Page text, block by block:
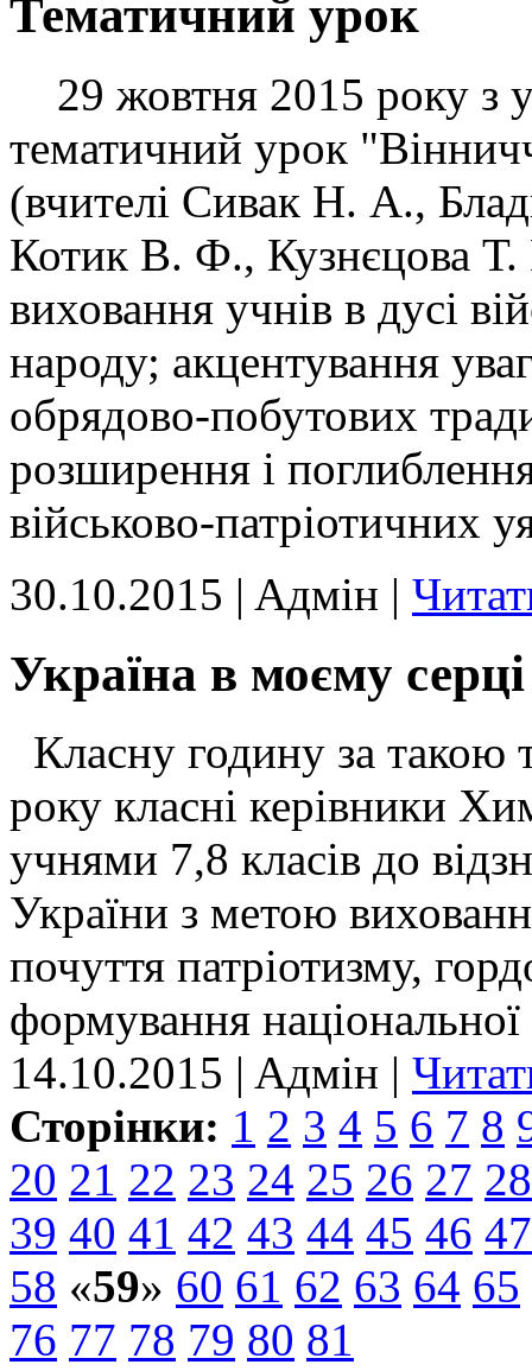
Тематичний урок
29 жовтня 2015 року з
тематичний урок
(вчителі Сивак Н. А.,
Котик В. Ф., Кузнєцова
виховання учнів в дусі
народу; акцентування
обрядово-побутових
розширення і
військово-патріотичних
30.10.2015 | Aдмін |
Україна в моєму серці
Класну годину за
року класні керівники
учнями 7,8 класів до
України з метою
почуття патріотизму,
формування національної
14.10.2015 | Aдмін |
Сторінки: 1 2 3 4 5 6 7 8
20 21 22 23 24 25 26 27 28
39 40 41 42 43 44 45 46 47
58 «59» 60 61 62 63 64 65
76 77 78 79 80 81